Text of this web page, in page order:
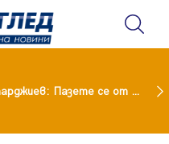
Проф.Кантарджиев: Пазете се от комарите и полово предаваните инфекции